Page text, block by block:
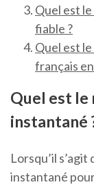
Quel est
fiable ?
Quel est
français
Quel est
instantané
Lorsqu’il
instantané